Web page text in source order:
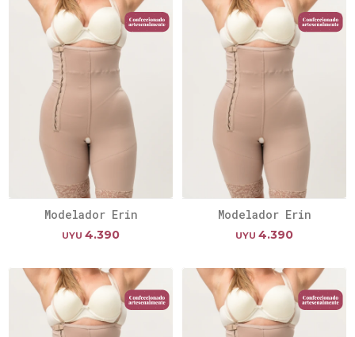
Modelador Erin
UYU 4.390
Modelador Erin
UYU 4.390